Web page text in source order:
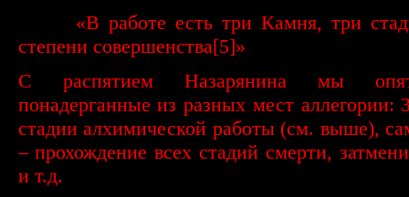
«В работе есть три Камня, три
степени совершенства[5]»
С распятием Назарянина мы
понадерганные из разных мест аллегории:
стадии алхимической работы (см. выше),
– прохождение всех стадий смерти,
и т.д.